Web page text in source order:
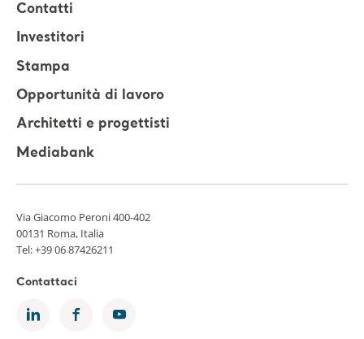
Contatti
Investitori
Stampa
Opportunità di lavoro
Architetti e progettisti
Mediabank
Via Giacomo Peroni 400-402
00131 Roma, Italia
Tel:+39 06 87426211
Contattaci